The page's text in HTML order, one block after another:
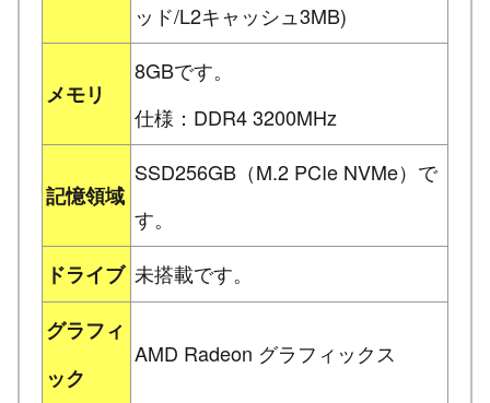
ッド/L2キャッシュ3MB)
メモリ
8GBです。
仕様：DDR4 3200MHz
記憶領域
SSD256GB（M.2 PCIe NVMe）で
す。
ドライブ 未搭載です。
グラフィ
ック
AMD Radeon グラフィックス